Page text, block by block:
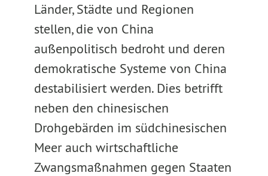
Länder, Städte und Regionen
stellen, die von China
außenpolitisch bedroht und deren
demokratische Systeme von China
destabilisiert werden. Dies betrifft
neben den chinesischen
Drohgebärden im südchinesischen
Meer auch wirtschaftliche
Zwangsmaßnahmen gegen Staaten